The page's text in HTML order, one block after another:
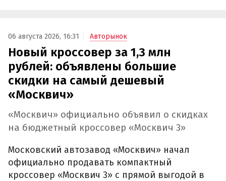
06 августа 2026, 16:31 Авторынок
Новый кроссовер за 1,3 млн
рублей: объявлены большие
скидки на самый дешевый
«Москвич»
«Москвич» официально объявил о скидках
на бюджетный кроссовер «Москвич 3»
Московский автозавод «Москвич» начал
официально продавать компактный
кроссовер «Москвич 3» с прямой выгодой в